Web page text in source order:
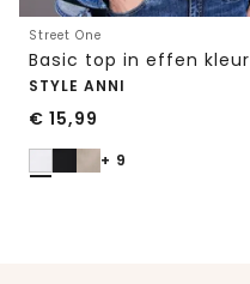
Street One
Basic top in effen kleur
STYLE ANNI
€ 15,99
+ 9